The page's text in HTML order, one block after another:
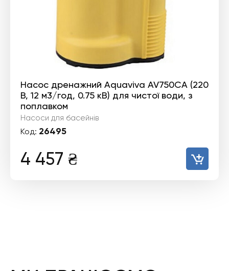
Насос дренажний Aquaviva AV750CA (220
В, 12 м3/год, 0.75 кВ) для чистої води, з
поплавком
Насоси для басейнів
Код: 26495
4 457 ₴